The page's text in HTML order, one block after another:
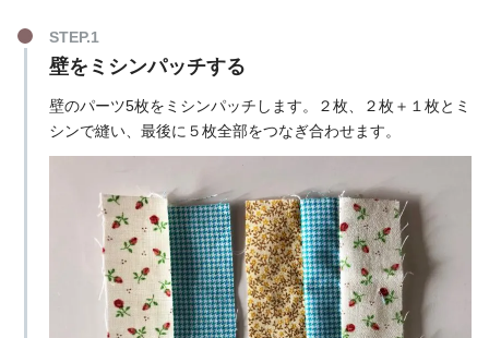
壁をミシンパッチする
壁のパーツ5枚をミシンパッチします。２枚、２枚＋１枚とミ
シンで縫い、最後に５枚全部をつなぎ合わせます。